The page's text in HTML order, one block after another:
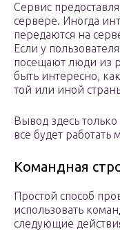
Сервис
сервере. Иногда
передаются на
Если у
посещают люди из
быть интересно,
той или иной
Вывод здесь
все будет работать
Командная
Простой способ
использовать
следующие